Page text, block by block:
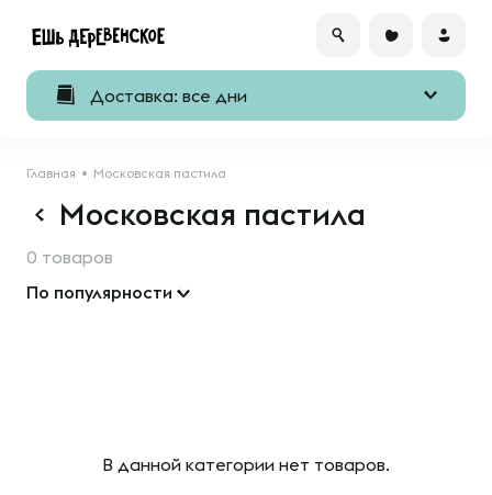
Доставка: все дни
Главная Московская пастила
Московская пастила
0 товаров
По популярности
В данной категории нет товаров.